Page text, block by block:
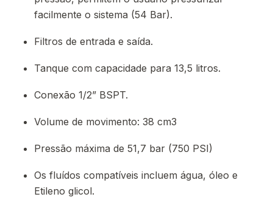
facilmente o sistema (54 Bar).
Filtros de entrada e saída.
Tanque com capacidade para 13,5 litros.
Conexão 1/2” BSPT.
Volume de movimento: 38 cm3
Pressão máxima de 51,7 bar (750 PSI)
Os fluídos compatíveis incluem água, óleo e
Etileno glicol.